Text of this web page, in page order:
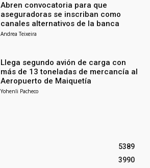
Abren convocatoria para que
aseguradoras se inscriban como
canales alternativos de la banca
Andrea Teixeira
Llega segundo avión de carga con
más de 13 toneladas de mercancía al
Aeropuerto de Maiquetía
Yohenli Pacheco
5389
3990